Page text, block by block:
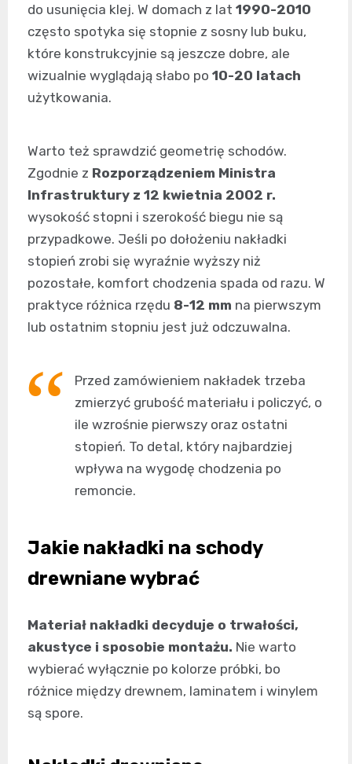
do usunięcia klej. W domach z lat 1990-2010
często spotyka się stopnie z sosny lub buku,
które konstrukcyjnie są jeszcze dobre, ale
wizualnie wyglądają słabo po 10-20 latach
użytkowania.
Warto też sprawdzić geometrię schodów.
Zgodnie z Rozporządzeniem Ministra
Infrastruktury z 12 kwietnia 2002 r.
wysokość stopni i szerokość biegu nie są
przypadkowe. Jeśli po dołożeniu nakładki
stopień zrobi się wyraźnie wyższy niż
pozostałe, komfort chodzenia spada od razu. W
praktyce różnica rzędu 8-12 mm na pierwszym
lub ostatnim stopniu jest już odczuwalna.
Przed zamówieniem nakładek trzeba
zmierzyć grubość materiału i policzyć, o
ile wzrośnie pierwszy oraz ostatni
stopień. To detal, który najbardziej
wpływa na wygodę chodzenia po
remoncie.
Jakie nakładki na schody
drewniane wybrać
Materiał nakładki decyduje o trwałości,
akustyce i sposobie montażu. Nie warto
wybierać wyłącznie po kolorze próbki, bo
różnice między drewnem, laminatem i winylem
są spore.